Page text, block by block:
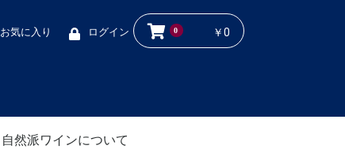
お気に入り ログイン 0 ￥0
自然派ワインについて